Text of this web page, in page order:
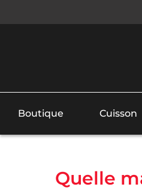
Boutique Cuisson
Quelle